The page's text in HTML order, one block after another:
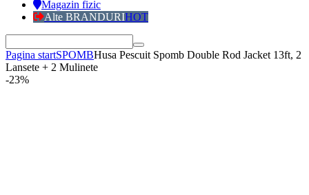
Magazin fizic
Alte BRANDURIHOT
Pagina startSPOMBHusa Pescuit Spomb Double Rod Jacket 13ft, 2
Lansete + 2 Mulinete
-23%